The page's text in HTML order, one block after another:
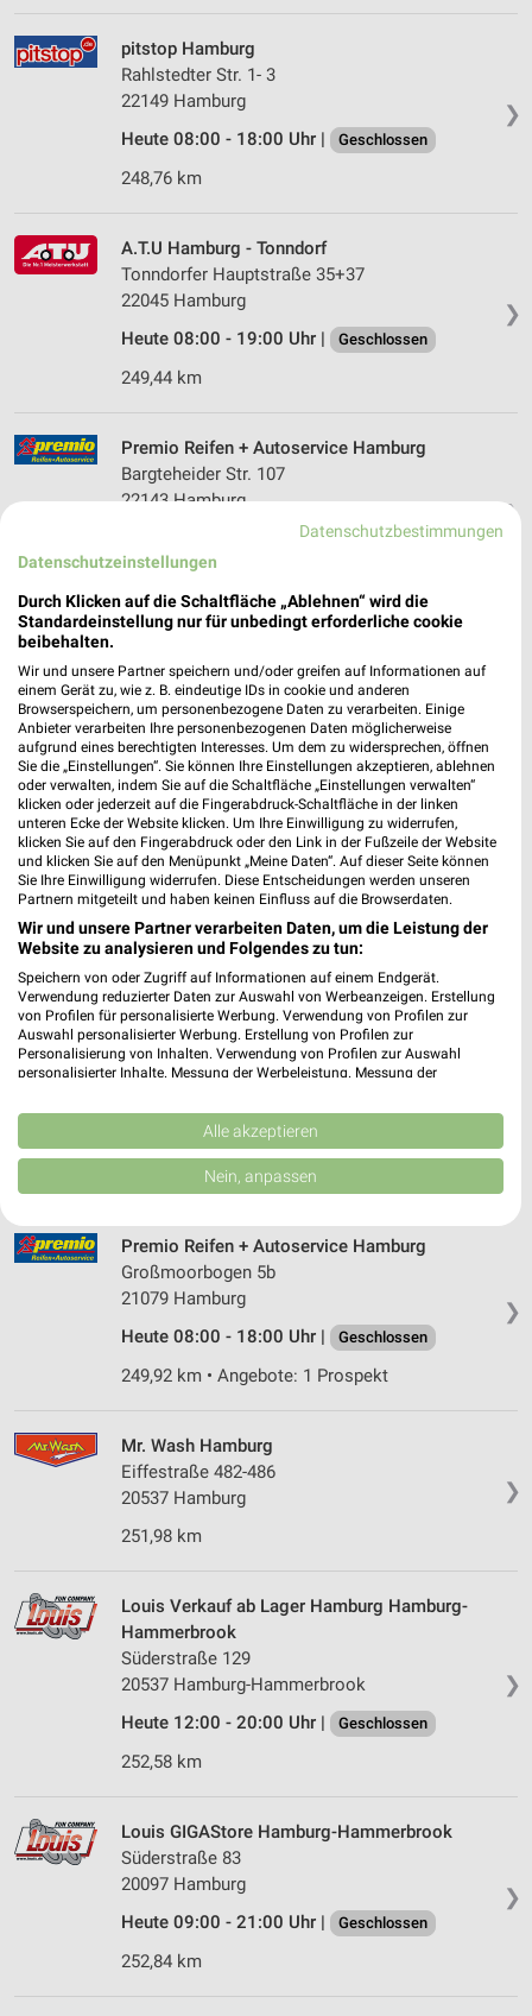
❯
pitstop Hamburg
Rahlstedter Str. 1- 3
22149 Hamburg
Heute 08:00 - 18:00 Uhr |
Geschlossen
248,76 km
❯
A.T.U Hamburg - Tonndorf
Tonndorfer Hauptstraße 35+37
22045 Hamburg
Heute 08:00 - 19:00 Uhr |
Geschlossen
249,44 km
❯
Premio Reifen + Autoservice Hamburg
Bargteheider Str. 107
22143 Hamburg
Heute 08:00 - 18:00 Uhr | Geschlossen
248,84 km • Angebote: 1 Prospekt
Friedrich-Ebert-Damm 190
22047 Hamburg
Heute 08:00 - 19:00 Uhr | Geschlossen
250,60 km
Mr. Wash Hamburg
Friedrich-Ebert-Damm 170
22047 Hamburg
Heute 08:00 - 18:00 Uhr | Geschlossen
250,69 km
❯
pitstop Hamburg
Rüter Str. 45
Heute 08:00 - 18:00 Uhr |
❯
Premio Reifen + Autoservice Hamburg
Großmoorbogen 5b
21079 Hamburg
Heute 08:00 - 18:00 Uhr |
Geschlossen
249,92 km • Angebote: 1 Prospekt
❯
Mr. Wash Hamburg
Eiffestraße 482-486
20537 Hamburg
251,98 km
❯
Louis Verkauf ab Lager Hamburg Hamburg-
Hammerbrook
Süderstraße 129
20537 Hamburg-Hammerbrook
Heute 12:00 - 20:00 Uhr |
Geschlossen
252,58 km
❯
Louis GIGAStore Hamburg-Hammerbrook
Süderstraße 83
20097 Hamburg
Heute 09:00 - 21:00 Uhr |
Geschlossen
252,84 km
Datenschutzbestimmungen
Datenschutzeinstellungen
Durch Klicken auf die Schaltfläche „Ablehnen“ wird die
Standardeinstellung nur für unbedingt erforderliche cookie
beibehalten.
Wir und unsere Partner speichern und/oder greifen auf Informationen auf
einem Gerät zu, wie z. B. eindeutige IDs in cookie und anderen
Browserspeichern, um personenbezogene Daten zu verarbeiten. Einige
Anbieter verarbeiten Ihre personenbezogenen Daten möglicherweise
aufgrund eines berechtigten Interesses. Um dem zu widersprechen, öffnen
Sie die „Einstellungen“. Sie können Ihre Einstellungen akzeptieren, ablehnen
oder verwalten, indem Sie auf die Schaltfläche „Einstellungen verwalten“
klicken oder jederzeit auf die Fingerabdruck-Schaltfläche in der linken
unteren Ecke der Website klicken. Um Ihre Einwilligung zu widerrufen,
klicken Sie auf den Fingerabdruck oder den Link in der Fußzeile der Website
und klicken Sie auf den Menüpunkt „Meine Daten“. Auf dieser Seite können
Sie Ihre Einwilligung widerrufen. Diese Entscheidungen werden unseren
Partnern mitgeteilt und haben keinen Einfluss auf die Browserdaten.
Wir und unsere Partner verarbeiten Daten, um die Leistung der
Website zu analysieren und Folgendes zu tun:
Speichern von oder Zugriff auf Informationen auf einem Endgerät.
Verwendung reduzierter Daten zur Auswahl von Werbeanzeigen. Erstellung
von Profilen für personalisierte Werbung. Verwendung von Profilen zur
Auswahl personalisierter Werbung. Erstellung von Profilen zur
Personalisierung von Inhalten. Verwendung von Profilen zur Auswahl
personalisierter Inhalte. Messung der Werbeleistung. Messung der
Kombinationen von Daten aus verschiedenen Quellen. Entwicklung und
Verbesserung der Angebote. Verwendung reduzierter Daten zur Auswahl
von Inhalten.
Daten können außerhalb der Europäischen Union weitergegeben und in die
USA gesendet werden.
Website/App.
Partnerliste anzeigen (1 IAB-Anbieter)
Wir nutzen Ihre Daten für folgende Zwecke:
auf einem Endgerät
Werbeanzeigen
Erstellung von Profilen für personalisierte
Erstellung von Profilen zur Personalisierung
von Inhalten
personalisierter Inhalte
Messung der Werbeleistung
Messung der Performance von Inhalten
Analyse von Zielgruppen durch Statistiken oder
Kombinationen von Daten aus verschiedenen
Entwicklung und Verbesserung der Angebote
Alle akzeptieren
Nein, anpassen